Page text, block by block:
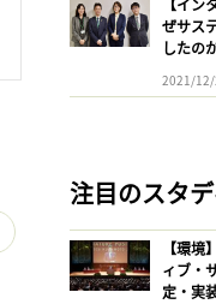
【イ
ぜサス
したの
2021/
注目のスタデ
【環
ィブ・
定・実